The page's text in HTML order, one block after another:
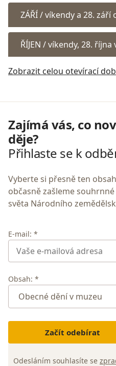
ZÁŘÍ / víkendy a 28. září
ŘÍJEN / víkendy, 28. října
Zobrazit celou otevírací
Zajímá vás, co
děje?
Přihlaste se k
Vyberte si přesně ten
občasně zašleme
světa Národního
E-mail: *
Obsah: *
Začít odebírat
Odesláním souhlasíte se